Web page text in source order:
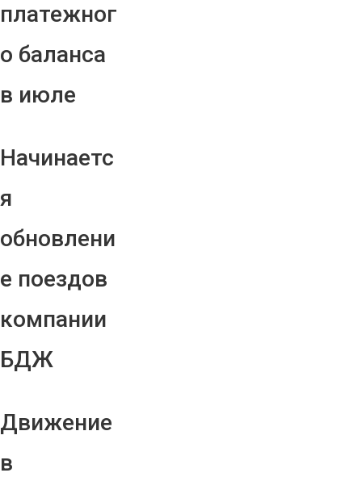
платежног
о баланса
в июле
Начинаетс
я
обновлени
е поездов
компании
БДЖ
Движение
в